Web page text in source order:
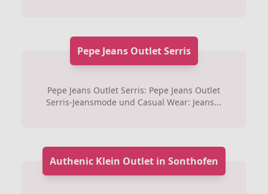
Pepe Jeans Outlet Serris
Pepe Jeans Outlet Serris: Pepe Jeans Outlet
Serris-Jeansmode und Casual Wear: Jeans...
Authenic Klein Outlet in Sonthofen